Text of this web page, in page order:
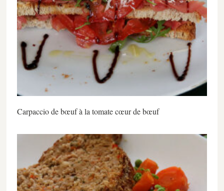
Carpaccio de bœuf à la tomate cœur de bœuf